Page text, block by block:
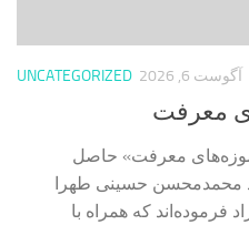
UNCATEGORIZED آگوست 6, 2026
معرفت
معرفت» حاصل
محمدمحسن حسینی طهرا
فرموده‌اند که همراه با